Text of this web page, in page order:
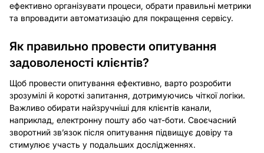
ефективно організувати процеси, обрати правильні метрики
та впровадити автоматизацію для покращення сервісу.
Як правильно провести опитування
задоволеності клієнтів?
Щоб провести опитування ефективно, варто розробити
зрозумілі й короткі запитання, дотримуючись чіткої логіки.
Важливо обирати найзручніші для клієнтів канали,
наприклад, електронну пошту або чат-боти. Своєчасний
зворотний зв’язок після опитування підвищує довіру та
стимулює участь у подальших дослідженнях.